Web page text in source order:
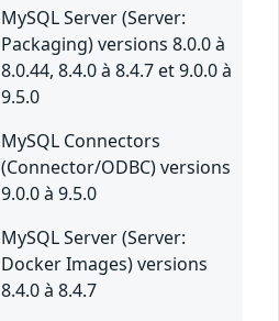
MySQL Server (Server:
Packaging) versions 8.0.0 à
8.0.44, 8.4.0 à 8.4.7 et 9.0.0 à
9.5.0
MySQL Connectors
(Connector/ODBC) versions
9.0.0 à 9.5.0
MySQL Server (Server:
Docker Images) versions
8.4.0 à 8.4.7